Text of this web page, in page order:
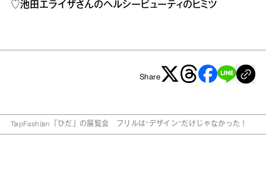
♡池田エライザさんのヘルシービューティのヒミツ
Share
TopFashion 「ひだ」の展覧会 フリルは“デザイン”だけじゃなかった！